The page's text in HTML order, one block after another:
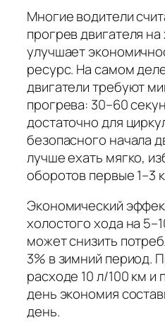
Многие водители
прогрев двигателя
улучшает
ресурс. На самом
двигатели требуют
прогрева: 30–60
достаточно для
безопасного начала
лучше ехать мягко,
оборотов первые 1–3
Экономический
холостого хода на
может снизить
3% в зимний период.
расходе 10 л/100 км и
день экономия
день.